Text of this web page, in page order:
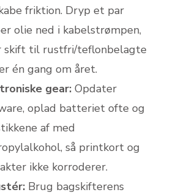
friktion. Dryp et par
olie ned i kabelstrømpen,
skift til rustfri/teflonbelagte
én gang om året.
gear: Opdater
oplad batteriet ofte og
af med
så printkort og
ikke korroderer.
Brug bagskifterens